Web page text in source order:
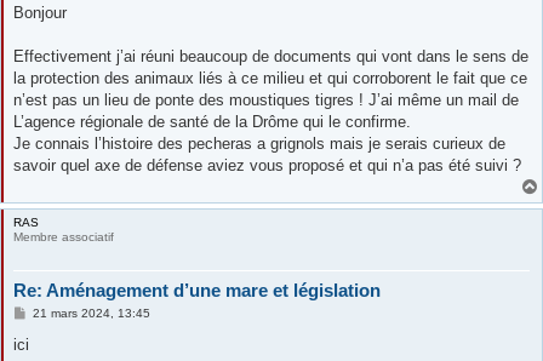
s
g
Bonjour
Effectivement j’ai réuni beaucoup de documents qui vont dans le sens de
la protection des animaux liés à ce milieu et qui corroborent le fait que ce
n’est pas un lieu de ponte des moustiques tigres ! J’ai même un mail de
L’agence régionale de santé de la Drôme qui le confirme.
Je connais l’histoire des pecheras a grignols mais je serais curieux de
savoir quel axe de défense aviez vous proposé et qui n’a pas été suivi ?
RAS
Membre associatif
Re: Aménagement d’une mare et législation
M
s
21 mars 2024, 13:45
ici